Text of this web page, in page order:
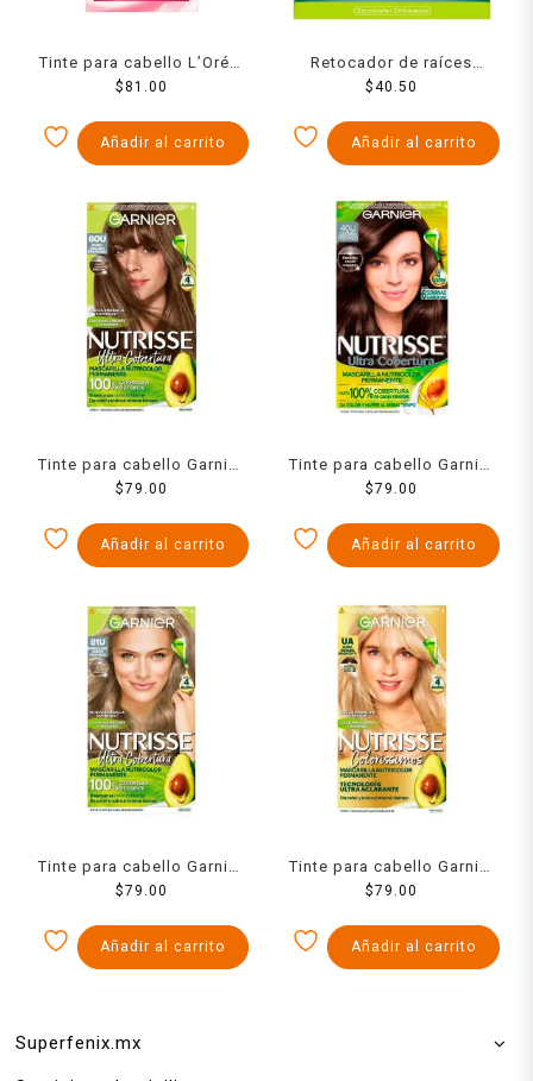
Tinte para cabello L’Oréal
Imédia Excellence creme
$ 81.00
Añadir al carrito
Retocador de raíces
Garnier Nutrisse 40 tonos
$40.50
Añadir al carrito
Tinte para cabello Garnier
Nutrisse ultra cobertura
profundo
$79.00
Añadir al carrito
Tinte para cabello Garnier
Nutrisse ultra cobertura
$79.00
Añadir al carrito
Tinte para cabello Garnier
Nutrisse ultra cobertura
$79.00
Añadir al carrito
Tinte para cabello Garnier
Nutrisse coloríssimos ua
$79.00
Añadir al carrito
Superfenix.mx